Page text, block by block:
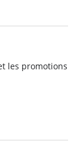
les promotions